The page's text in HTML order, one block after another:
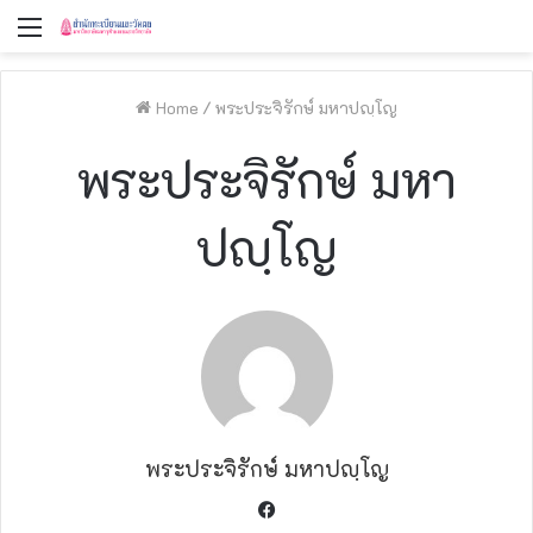
Menu
Home / พระประจิรักษ์ มหาปญฺโญ
พระประจิรักษ์ มหา
ปญฺโญ
พระประจิรักษ์ มหาปญฺโญ